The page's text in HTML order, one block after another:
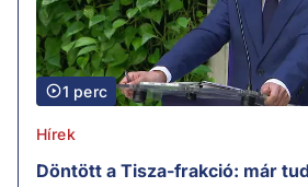
1 perc
Hírek
Döntött a Tisza-frakció: már